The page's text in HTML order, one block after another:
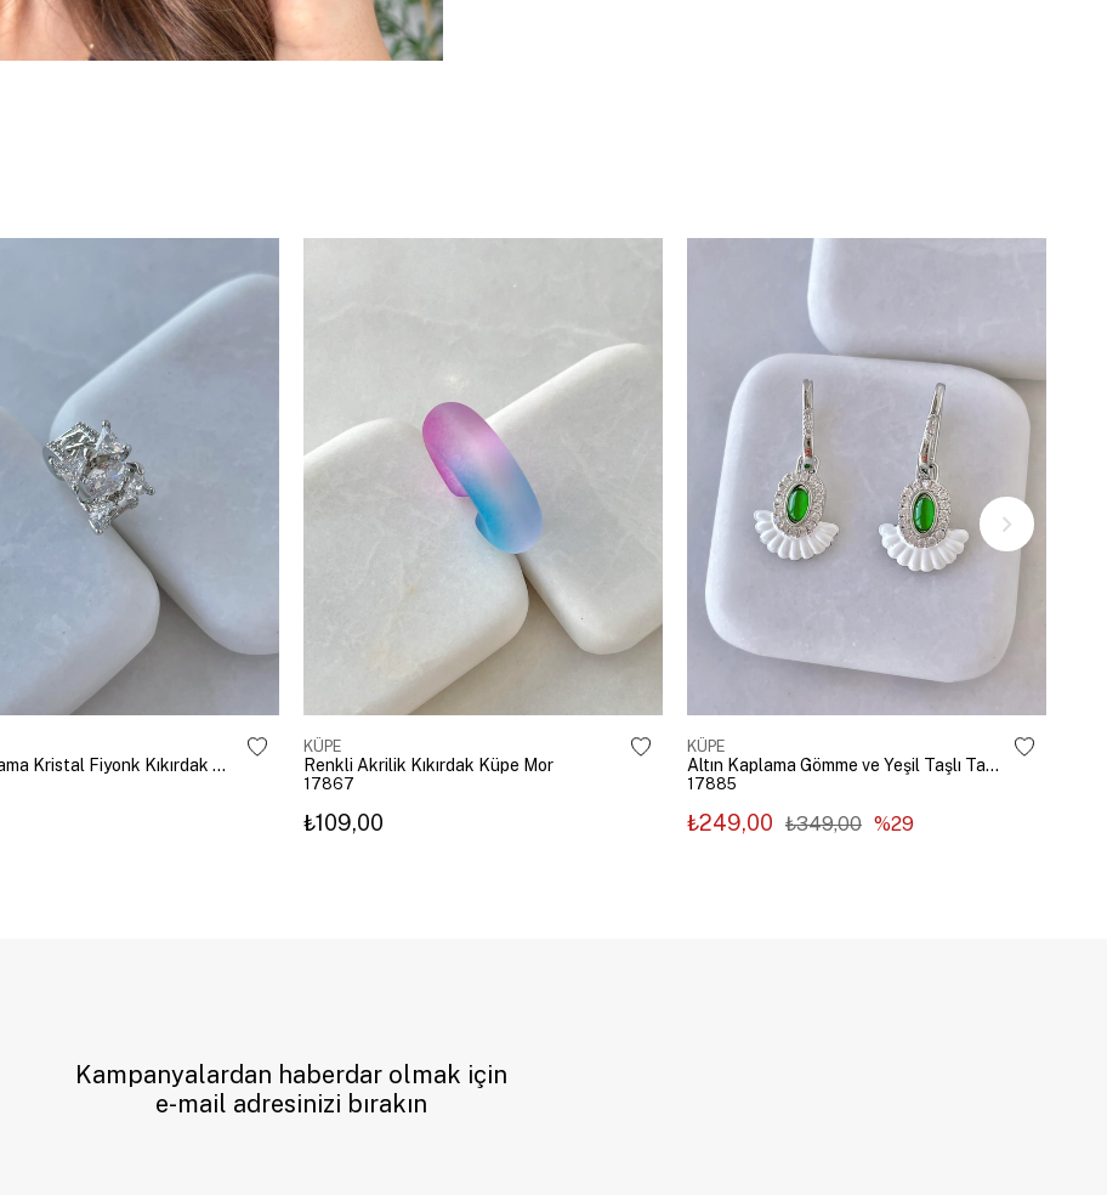
Altın Kaplama Kristal Fiyonk Kıkırdak Küpe Gümüş
KÜPE
Renkli Akrilik Kıkırdak Küpe Mor
17867
₺109,00
KÜPE
Altın Kaplama Gömme ve Yeşil Taşlı Tasarım Küpe Gümüş
17885
₺249,00 ₺349,00 %29
Kampanyalardan haberdar olmak için
e-mail adresinizi bırakın